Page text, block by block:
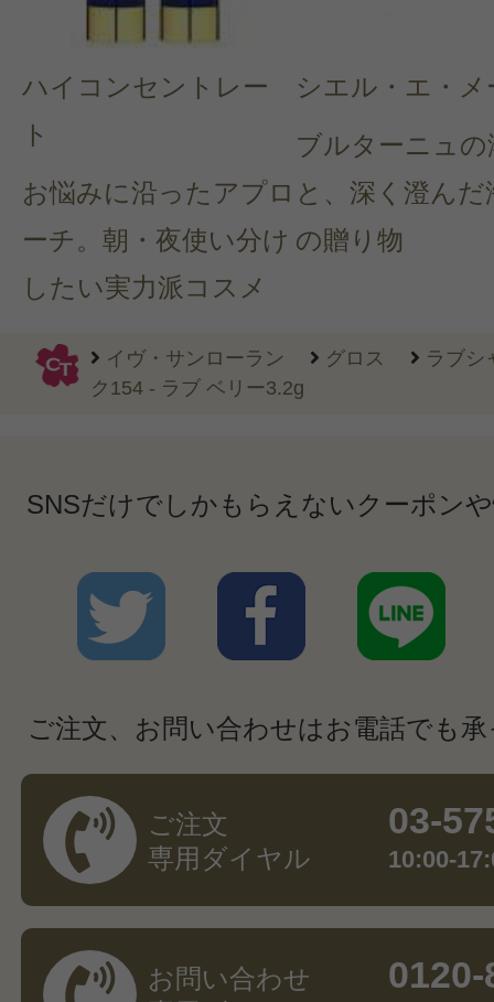
ハイコンセントレー
ト
お悩みに沿ったアプロ
ーチ。朝・夜使い分け
したい実力派コスメ
シエル・エ・メ
ブルターニュの
と、深く澄んだ
の贈り物
イヴ・サンローラン グロス
ラブシ
ク154 - ラブ ベリー3.2g
SNSだけでしかもらえないクーポン
ご注文、お問い合わせはお電話でも
ご注文
専用ダイヤル
03-
10:00-
お問い合わせ